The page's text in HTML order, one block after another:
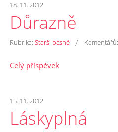
18. 11. 2012
Důrazně
Rubrika: Starší básně / Komentářů:
Celý příspěvek
15. 11. 2012
Láskyplná